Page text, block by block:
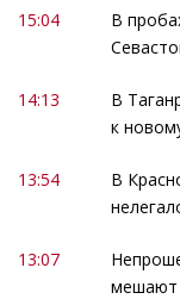
15:04
В
14:13
В
к
13:54
В
13:07
мешают